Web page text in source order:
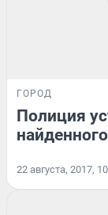
ГОРОД
Полиция
22 августа, 2017,